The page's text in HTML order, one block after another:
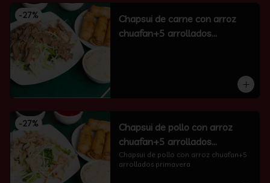
-27%
Chapsui de carne con arroz
chuafan+5 arrollados
-27%
Chapsui de pollo con arroz
chuafan+5 arrollados
primavera
Chapsui de pollo con arroz chuafan+5
arrollados primavera